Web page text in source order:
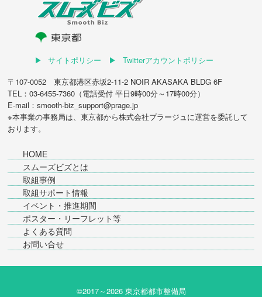
サイトポリシー
Twitterアカウントポリシー
〒107-0052 東京都港区赤坂2-11-2 NOIR AKASAKA BLDG 6F
TEL：03-6455-7360（電話受付 平日9時00分～17時00分）
E-mail：smooth-biz_support@prage.jp
※本事業の事務局は、東京都から株式会社プラージュに運営を委託して
おります。
HOME
スムーズビズとは
取組事例
取組サポート情報
イベント・推進期間
ポスター・リーフレット等
よくある質問
お問い合せ
©2017～2026 東京都都市整備局